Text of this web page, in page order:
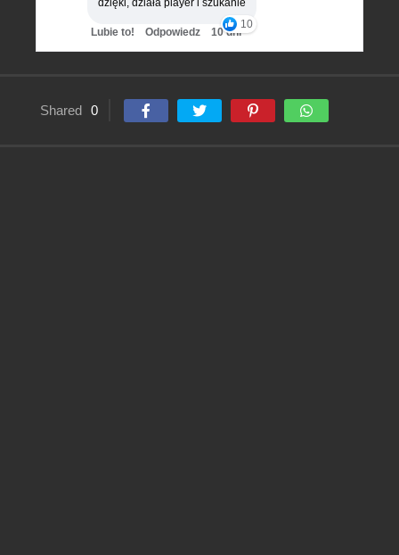
dzięki, działa player i szukanie
10
Lubie to! Odpowiedz 10 dni
Shared 0